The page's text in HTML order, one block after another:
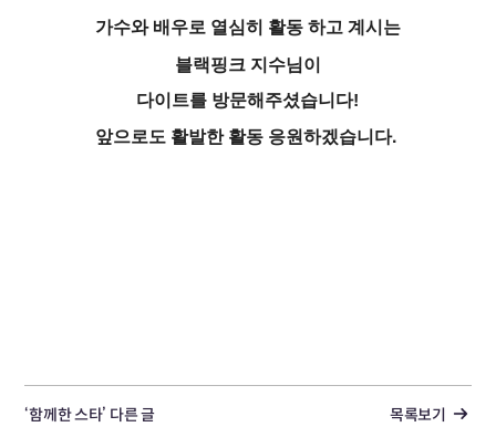
가수와 배우로 열심히 활동 하고 계시는
블랙핑크 지수님이
다이트를 방문해주셨습니다!
앞으로도 활발한 활동 응원하겠습니다.
‘함께한 스타’ 다른 글 목록보기